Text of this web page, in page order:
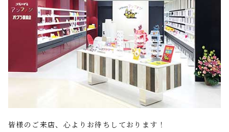
皆様のご来店、心よりお待ちしております！